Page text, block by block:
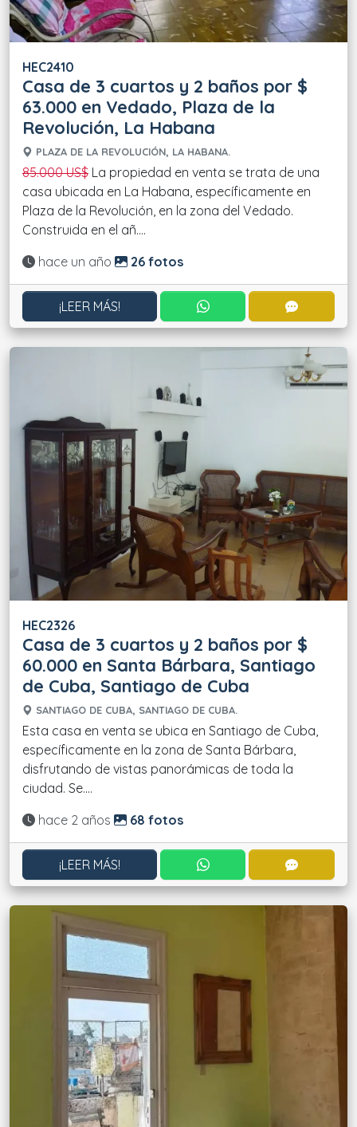
HEC2410
Casa de 3 cuartos y 2 baños por $
63.000 en Vedado, Plaza de la
Revolución, La Habana
PLAZA DE LA REVOLUCIÓN, LA HABANA.
85.000 US$ La propiedad en venta se trata de una
casa ubicada en La Habana, específicamente en
Plaza de la Revolución, en la zona del Vedado.
Construida en el añ....
Actualizado:
hace un año 26 fotos
¡LEER MÁS! CONTACTAR POR
HEC2326
Casa de 3 cuartos y 2 baños por $
60.000 en Santa Bárbara, Santiago
de Cuba, Santiago de Cuba
SANTIAGO DE CUBA, SANTIAGO DE CUBA.
Esta casa en venta se ubica en Santiago de Cuba,
específicamente en la zona de Santa Bárbara,
disfrutando de vistas panorámicas de toda la
ciudad. Se....
Actualizado:
hace 2 años 68 fotos
¡LEER MÁS! CONTACTAR POR